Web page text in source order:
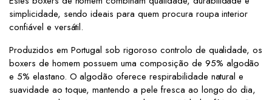
simplicidade, sendo ideais para quem procura roupa interior
confiável e versátil.
Produzidos em Portugal sob rigoroso controlo de qualidade, os
boxers de homem possuem uma composição de 95% algodão
e 5% elastano. O algodão oferece respirabilidade natural e
suavidade ao toque, mantendo a pele fresca ao longo do dia,